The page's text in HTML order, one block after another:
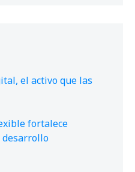
el activo que las
fortalece
desarrollo